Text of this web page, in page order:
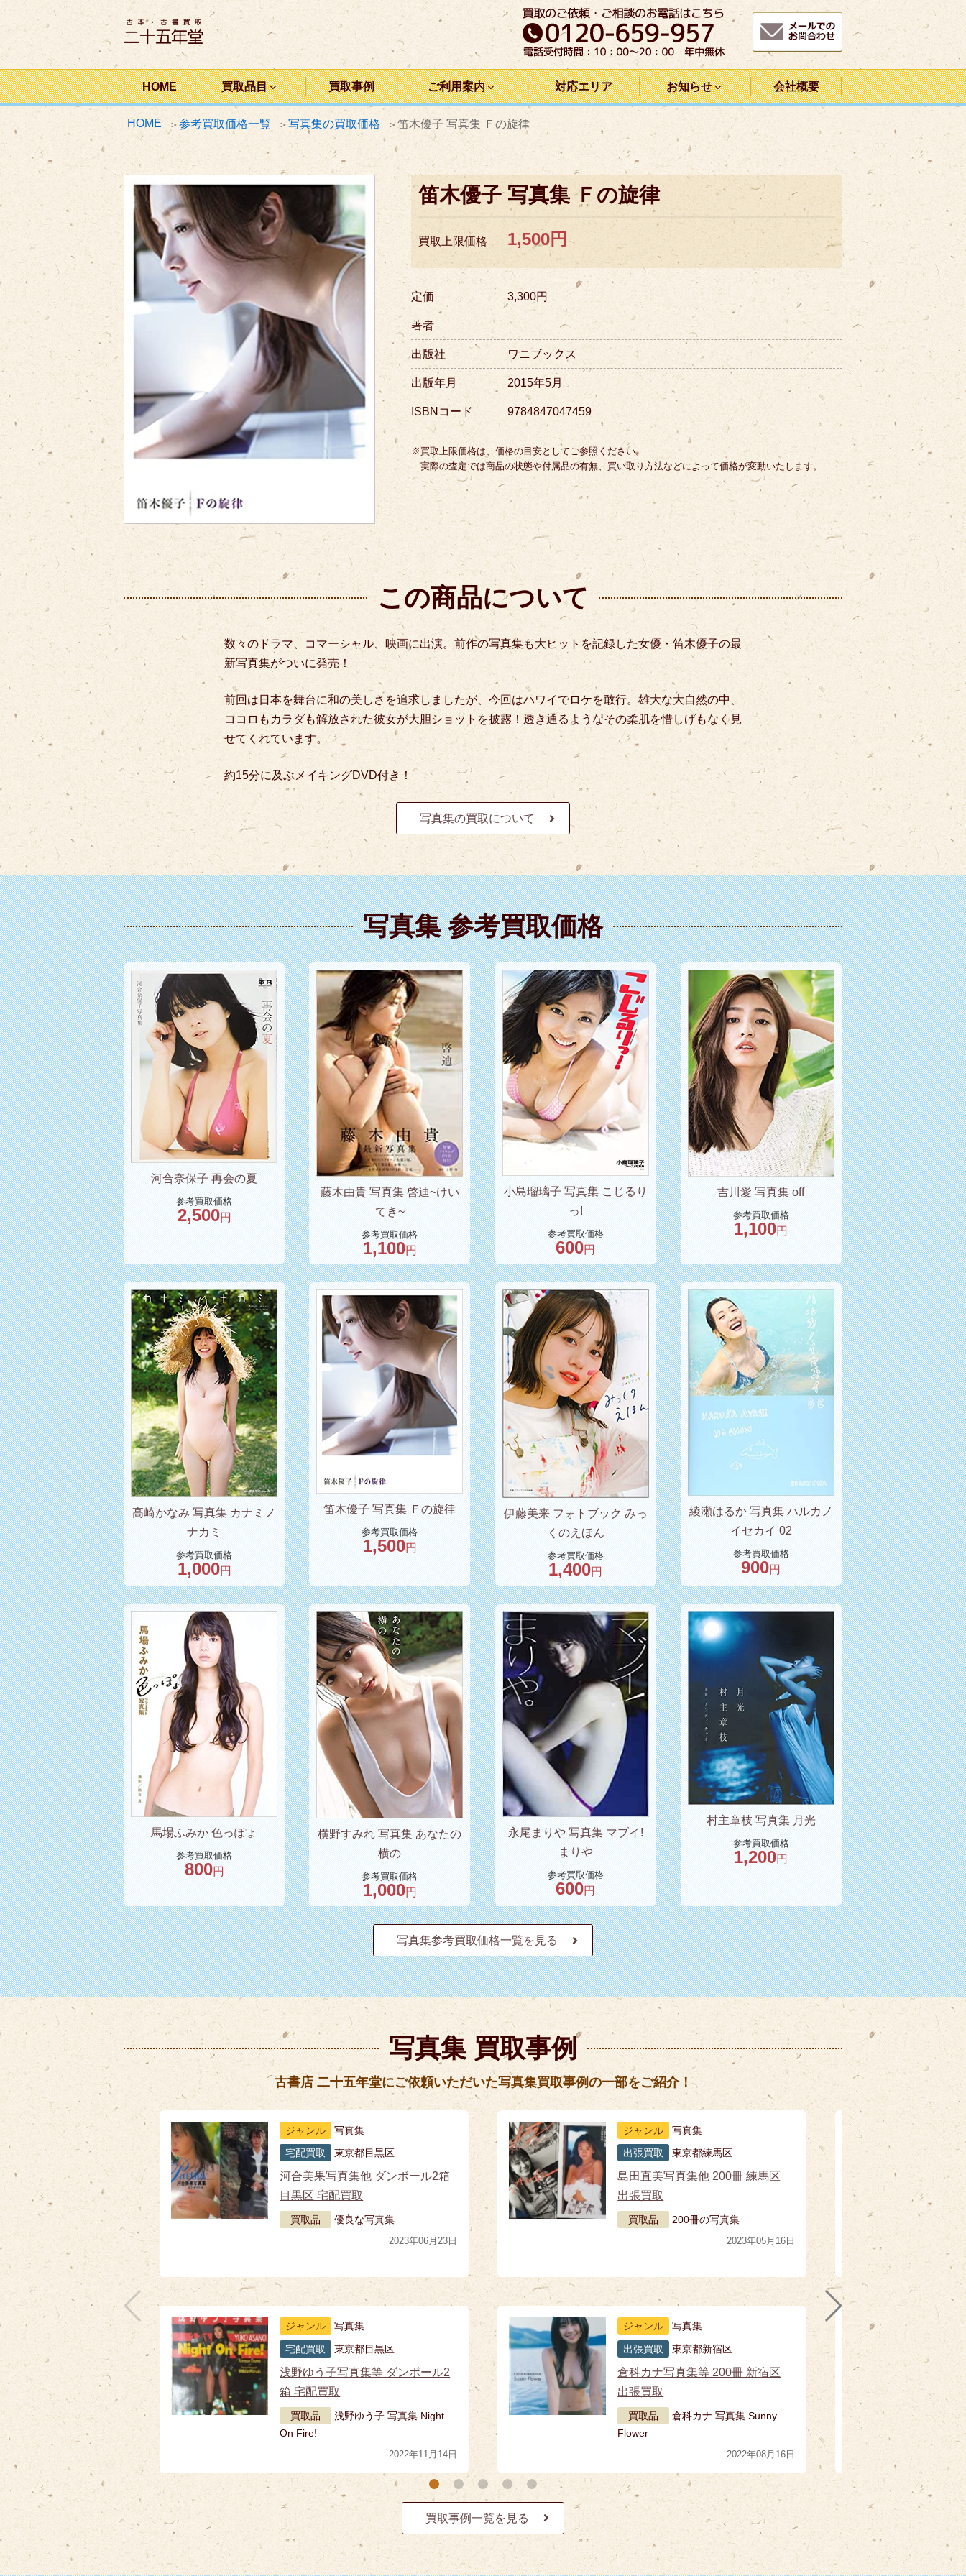
コ
ン
テ
ン
ツ
へ
ス
キ
プ
二十五年堂
HOME 買取品目 買取事例 ご利用案内 対応エリア お知らせ 会社概要
HOME 参考買取価格一覧 写真集の買取価格 笛木優子 写真集 Ｆの旋律
笛木優子 写真集 Ｆの旋律
買取上限価格 1,500円
定価 3,300円
著者
出版社 ワニブックス
出版年月 2015年5月
ISBNコード 9784847047459
※買取上限価格は、価格の目安としてご参照ください。
実際の査定では商品の状態や付属品の有無、買い取り方法などによって価格が変動いたします。
この商品について
数々のドラマ、コマーシャル、映画に出演。前作の写真集も大ヒットを記録した女優・笛木優子の最
新写真集がついに発売！
前回は日本を舞台に和の美しさを追求しましたが、今回はハワイでロケを敢行。 雄大な大自然の中、
ココロもカラダも解放された彼女が大胆ショットを披露！ 透き通るようなその柔肌を惜しげもなく見
せてくれています。
約15分に及ぶメイキングDVD付き！
写真集の買取について
写真集 参考買取価格
河合奈保子 再会の夏
参考買取価格
2,500円
藤木由貴 写真集 啓迪~けい
てき~
参考買取価格
1,100円
小島瑠璃子 写真集 こじるり
っ!
参考買取価格
600円
吉川愛 写真集 off
参考買取価格
1,100円
高崎かなみ 写真集 カナミノ
ナカミ
参考買取価格
1,000円
笛木優子 写真集 Ｆの旋律
参考買取価格
1,500円
伊藤美来 フォトブック みっ
くのえほん
参考買取価格
1,400円
綾瀬はるか 写真集 ハルカノ
イセカイ 02
参考買取価格
900円
馬場ふみか 色っぽょ
参考買取価格
800円
横野すみれ 写真集 あなたの
横の
参考買取価格
1,000円
永尾まりや 写真集 マブイ!
まりや
参考買取価格
600円
村主章枝 写真集 月光
参考買取価格
1,200円
写真集参考買取価格一覧を見る
写真集 買取事例
古書店 二十五年堂にご依頼いただいた写真集買取事例の一部をご紹介！
ジャンル
写真集
宅配買取
東京都目黒区
河合美果写真集他 ダンボール2箱
目黒区 宅配買取
買取品 優良な写真集
2023年06月23日
ジャンル
写真集
出張買取
東京都練馬区
島田直美写真集他 200冊 練馬区
出張買取
買取品 200冊の写真集
2023年05月16日
ジャンル
写真集
宅配買取
東京都目黒区
浅野ゆう子写真集等 ダンボール2
箱 宅配買取
買取品
浅野ゆう子 写真集 Night
On Fire!
2022年11月14日
ジャンル
写真集
出張買取
東京都新宿区
倉科カナ写真集等 200冊 新宿区
出張買取
買取品
倉科カナ 写真集 Sunny
Flower
2022年08月16日
買取事例一覧を見る